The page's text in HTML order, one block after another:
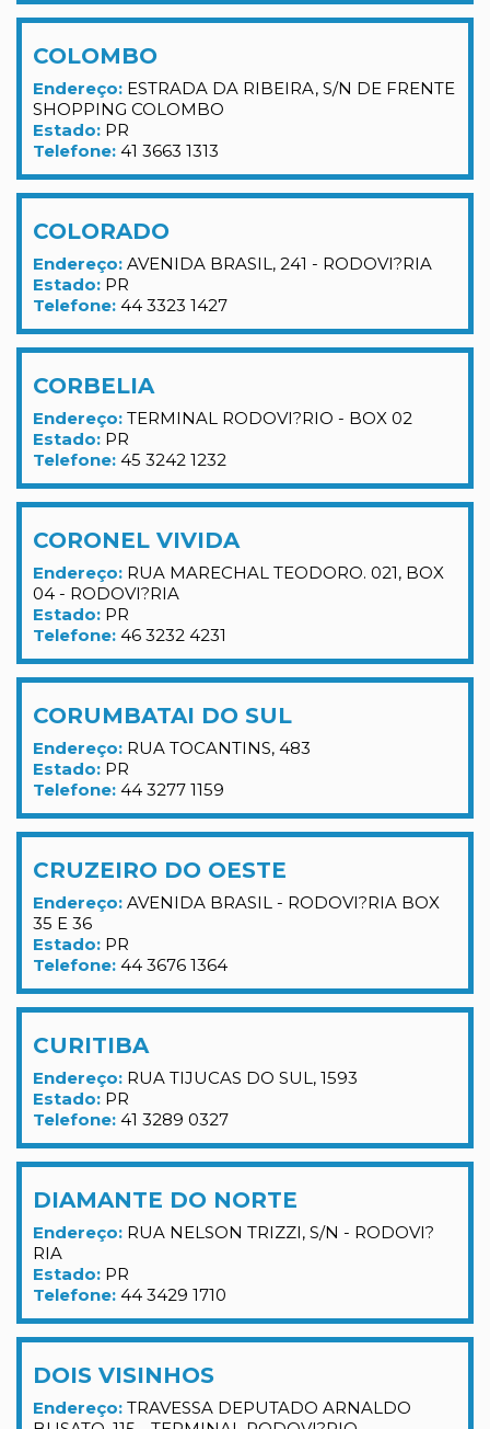
COLOMBO
Endereço: ESTRADA DA RIBEIRA, S/N DE FRENTE
SHOPPING COLOMBO
Estado: PR
Telefone: 41 3663 1313
COLORADO
Endereço: AVENIDA BRASIL, 241 - RODOVI?RIA
Estado: PR
Telefone: 44 3323 1427
CORBELIA
Endereço: TERMINAL RODOVI?RIO - BOX 02
Estado: PR
Telefone: 45 3242 1232
CORONEL VIVIDA
Endereço: RUA MARECHAL TEODORO. 021, BOX
04 - RODOVI?RIA
Estado: PR
Telefone: 46 3232 4231
CORUMBATAI DO SUL
Endereço: RUA TOCANTINS, 483
Estado: PR
Telefone: 44 3277 1159
CRUZEIRO DO OESTE
Endereço: AVENIDA BRASIL - RODOVI?RIA BOX
35 E 36
Estado: PR
Telefone: 44 3676 1364
CURITIBA
Endereço: RUA TIJUCAS DO SUL, 1593
Estado: PR
Telefone: 41 3289 0327
DIAMANTE DO NORTE
Endereço: RUA NELSON TRIZZI, S/N - RODOVI?
RIA
Estado: PR
Telefone: 44 3429 1710
DOIS VISINHOS
Endereço: TRAVESSA DEPUTADO ARNALDO